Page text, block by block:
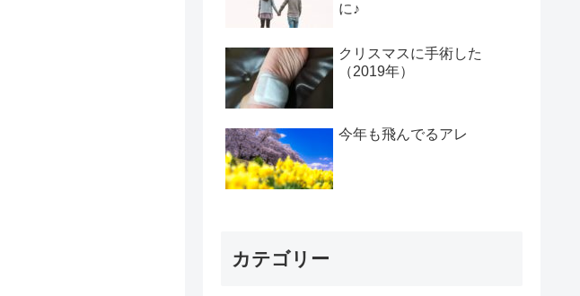
に♪
クリスマスに手術した
（2019年）
今年も飛んでるアレ
カテゴリー